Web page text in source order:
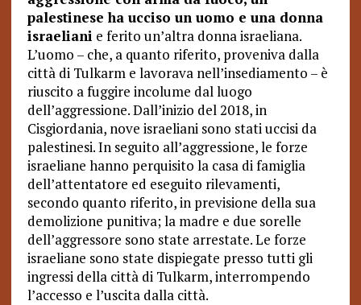
palestinese ha ucciso un uomo e una donna
israeliani e ferito un’altra donna israeliana.
L’uomo – che, a quanto riferito, proveniva dalla
città di Tulkarm e lavorava nell’insediamento – è
riuscito a fuggire incolume dal luogo
dell’aggressione. Dall’inizio del 2018, in
Cisgiordania, nove israeliani sono stati uccisi da
palestinesi. In seguito all’aggressione, le forze
israeliane hanno perquisito la casa di famiglia
dell’attentatore ed eseguito rilevamenti,
secondo quanto riferito, in previsione della sua
demolizione punitiva; la madre e due sorelle
dell’aggressore sono state arrestate. Le forze
israeliane sono state dispiegate presso tutti gli
ingressi della città di Tulkarm, interrompendo
l’accesso e l’uscita dalla città.